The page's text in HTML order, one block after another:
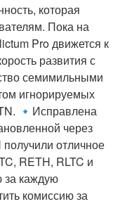
которая
Пока на
Pro движется к
развития с
семимильными
игнорируемых
🔹Исправлена
через
отличное
RETH, RLTC и
за каждую
комиссию за